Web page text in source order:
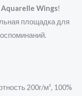
Aquarelle Wings!
площадка для
200г/м², 100%